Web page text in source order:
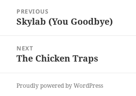
navigation
PREVIOUS
Previous
Skylab (You Goodbye)
NEXT
Next
The Chicken Traps
Proudly powered by WordPress